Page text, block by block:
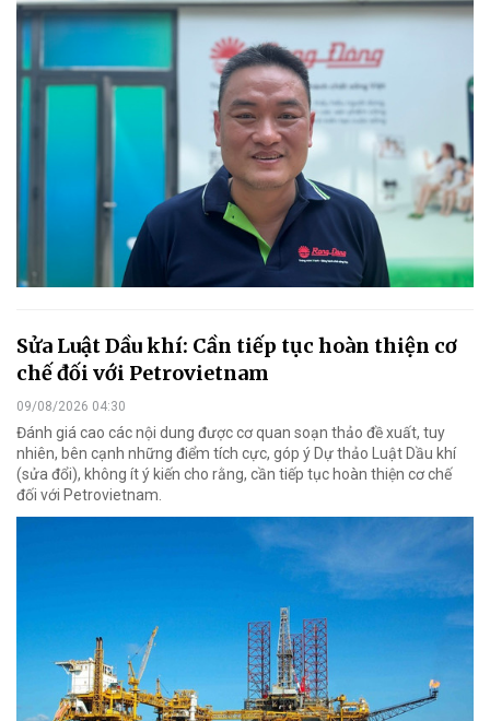
Sửa Luật Dầu khí: Cần tiếp tục hoàn thiện cơ
chế đối với Petrovietnam
09/08/2026 04:30
Đánh giá cao các nội dung được cơ quan soạn thảo đề xuất, tuy
nhiên, bên cạnh những điểm tích cực, góp ý Dự thảo Luật Dầu khí
(sửa đổi), không ít ý kiến cho rằng, cần tiếp tục hoàn thiện cơ chế
đối với Petrovietnam.